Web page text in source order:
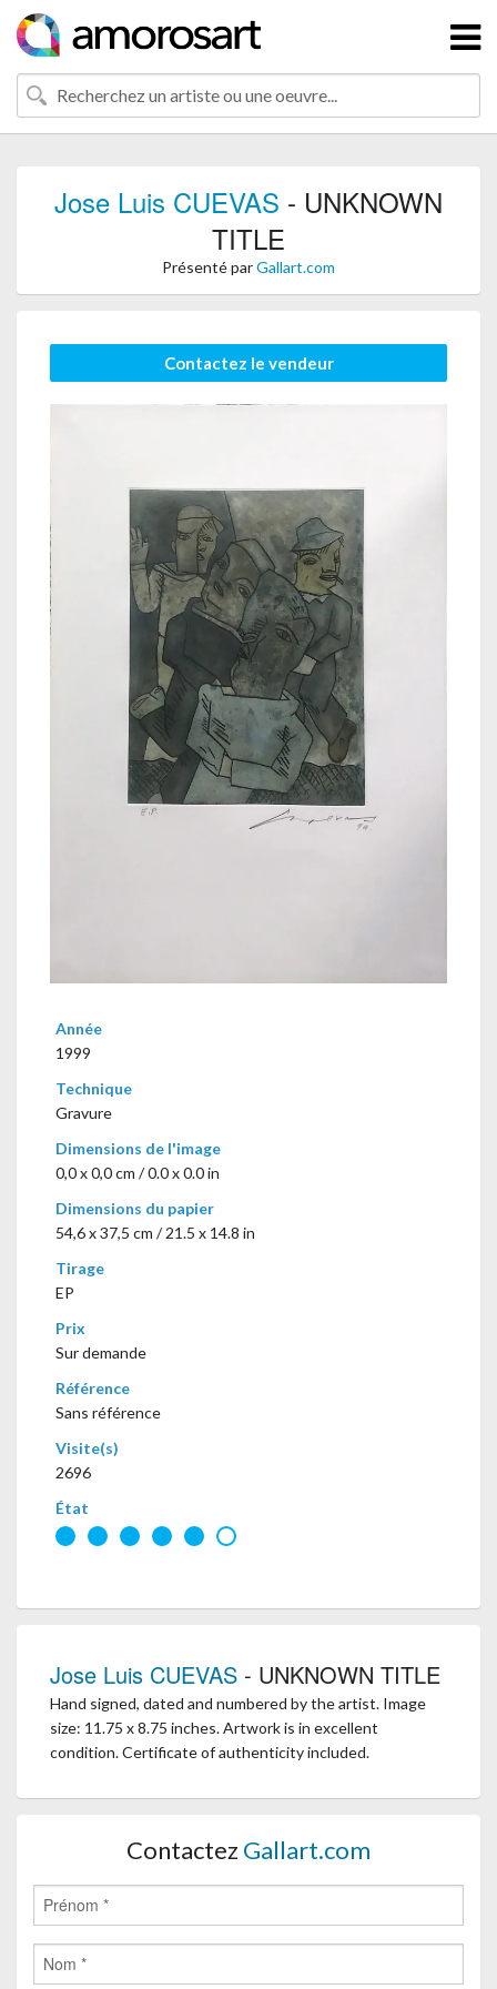
Jose Luis CUEVAS - UNKNOWN
TITLE
Présenté parGallart.com
Contactez le vendeur
Année
1999
Technique
Gravure
Dimensions de l'image
0,0 x 0,0 cm / 0.0 x 0.0 in
Dimensions du papier
54,6 x 37,5 cm / 21.5 x 14.8 in
Tirage
EP
Prix
Sur demande
Référence
Sans référence
Visite(s)
2696
État
Jose Luis CUEVAS - UNKNOWN TITLE
Hand signed, dated and numbered by the artist. Image
size: 11.75 x 8.75 inches. Artwork is in excellent
condition. Certificate of authenticity included.
Contactez Gallart.com